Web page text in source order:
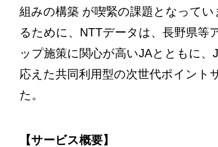
組みの構築 が喫緊の課題となって
るために、NTTデータは、長野県等
ップ施策に関心が高いJAとともに
応えた共同利用型の次世代ポイント
た。
【サービス概要】